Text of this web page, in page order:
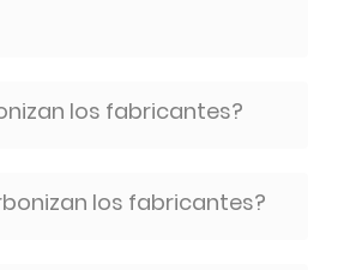
los fabricantes?
los fabricantes?